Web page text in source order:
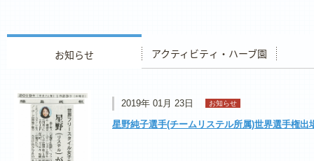
2019年 01月 23日 お知らせ
星野純子選手(チームリステル所属)世界選手権出